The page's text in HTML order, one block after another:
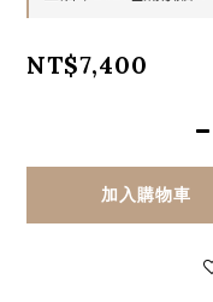
NT$7,400
加入購物車